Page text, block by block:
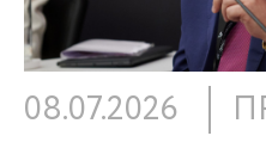
08.07.2026